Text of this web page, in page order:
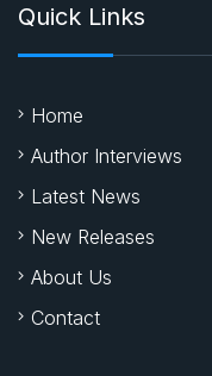
Quick Links
Home
Author Interviews
Latest News
New Releases
About Us
Contact